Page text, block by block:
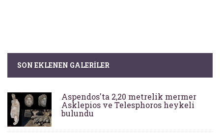
SON EKLENEN GALERILER
Aspendos'ta 2,20 metrelik mermer
Asklepios ve Telesphoros heykeli
bulundu